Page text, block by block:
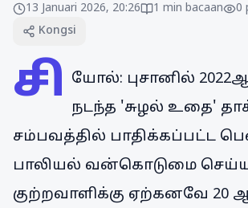
13 Januari 2026, 20:26 1 min bacaan 0
Kongsi
சி யோல்: புசானில்
நடந்த 'சுழல் உதை'
சம்பவத்தில் பாதிக்கப்பட்ட
பாலியல் வன்கொடுமை
குற்றவாளிக்கு ஏற்கனவே 20